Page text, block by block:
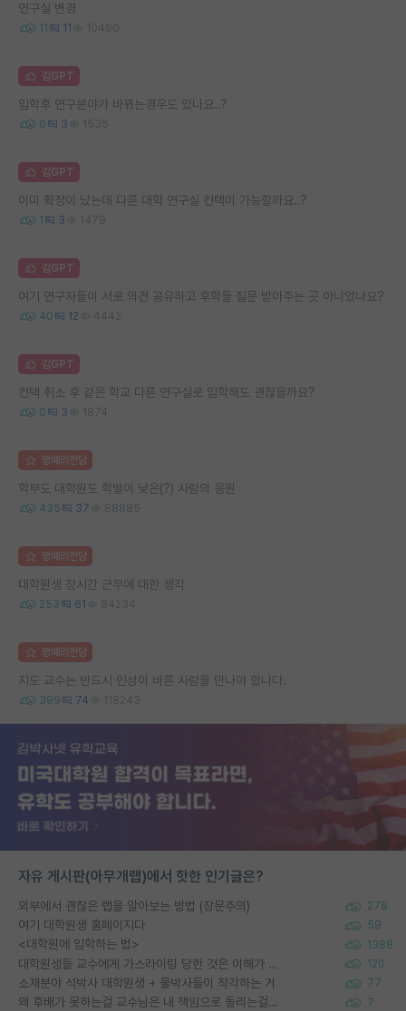
연구실 변경
11 11 10490
김GPT
입학후 연구분야가 바뀌는경우도 있나요..?
0 3 1535
김GPT
이미 확정이 났는데 다른 대학 연구실 컨택이 가능할까요..?
1 3 1479
김GPT
여기 연구자들이 서로 의견 공유하고 후학들 질문 받아주는 곳 아니었나요?
40 12 4442
김GPT
컨택 취소 후 같은 학교 다른 연구실로 입학해도 괜찮을까요?
0 3 1874
명예의전당
학부도 대학원도 학벌이 낮은(?) 사람의 응원
435 37 88885
명예의전당
대학원생 장시간 근무에 대한 생각
253 61 84234
명예의전당
지도 교수는 반드시 인성이 바른 사람을 만나야 합니다.
399 74 118243
자유 게시판(아무개랩)에서 핫한 인기글은?
외부에서 괜찮은 랩을 알아보는 방법 (장문주의) 278
여기 대학원생 홈페이지다 59
<대학원에 입학하는 법> 1388
대학원생들 교수에게 가스라이팅 당한 것은 이해가 갑니다. 안타깝네요. 120
소재분야 석박사 대학원생 + 물박사들이 착각하는 거 77
왜 후배가 못하는걸 교수님은 내 책임으로 돌리는걸까요? 7